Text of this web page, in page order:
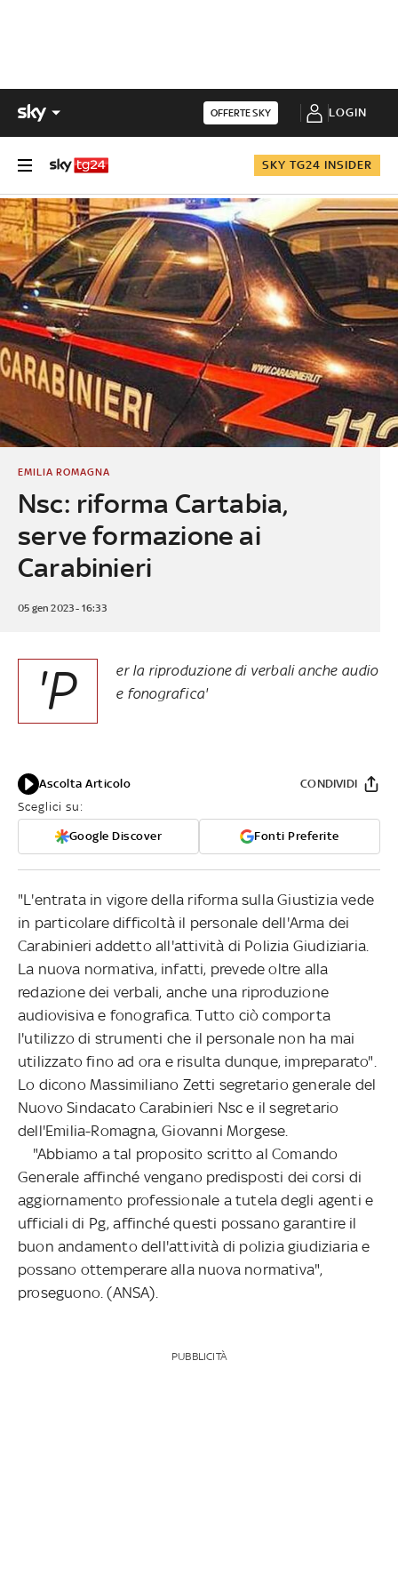
OFFERTE SKY LOGIN
SKY TG24 INSIDER
Nsc: riforma Cartabia,
serve formazione ai
Carabinieri
EMILIA ROMAGNA
05 gen 2023 - 16:33
'P
er la riproduzione di verbali anche audio
e fonografica'
Ascolta Articolo
Sceglici su:
Google Discover Fonti Preferite
CONDIVIDI
"L'entrata in vigore della riforma sulla Giustizia vede
in particolare difficoltà il personale dell'Arma dei
Carabinieri addetto all'attività di Polizia Giudiziaria.
La nuova normativa, infatti, prevede oltre alla
redazione dei verbali, anche una riproduzione
audiovisiva e fonografica. Tutto ciò comporta
l'utilizzo di strumenti che il personale non ha mai
utilizzato fino ad ora e risulta dunque, impreparato".
Lo dicono Massimiliano Zetti segretario generale del
Nuovo Sindacato Carabinieri Nsc e il segretario
dell'Emilia-Romagna, Giovanni Morgese.
"Abbiamo a tal proposito scritto al Comando
Generale affinché vengano predisposti dei corsi di
aggiornamento professionale a tutela degli agenti e
ufficiali di Pg, affinché questi possano garantire il
buon andamento dell'attività di polizia giudiziaria e
possano ottemperare alla nuova normativa",
proseguono. (ANSA).
PUBBLICITÀ